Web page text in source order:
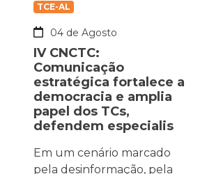
TCE-AL
04 de Agosto
IV CNCTC:
Comunicação
estratégica fortalece a
democracia e amplia
papel dos TCs,
defendem especialis
Em um cenário marcado
pela desinformação, pela